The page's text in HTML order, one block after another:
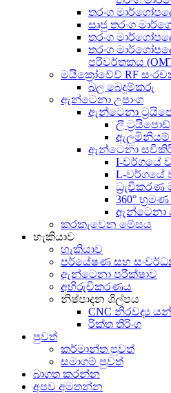
තරංග
සෘජු තරංග
තරංග
තරංග
පරිවර්තකය
මයික්‍රෝවේව් RF
බල බෙදුම්කරු
ඇන්ටෙනා උපාංග
ඇන්ටෙනා
ලී ට්‍රයිපොඩ්
ඇලුමිනියම්
ඇන්ටෙනා
I-වර්ගයේ
L-වර්ගයේ
ධ්‍රැවීකරණ
360°
ඇන්ටෙනා
කරකැවෙන මේසය
හැකියාව
හැකියාව
පර්යේෂණ සහ
ඇන්ටෙනා පරීක්ෂාව
අභිරුචිකරණය
නිෂ්පාදන ශිල්පය
CNC නිරවද්‍ය
රික්ත තිරිංග
පුවත්
කර්මාන්ත පුවත්
සමාගම් පුවත්
බාගත කරන්න
අපව අමතන්න